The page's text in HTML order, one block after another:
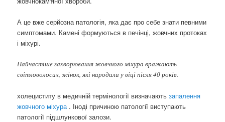
А це вже серйозна патологія, яка дає про себе знати певними
симптомами. Камені формуються в печінці, жовчних протоках
і міхурі.
Найчастіше захворювання жовчного міхура вражають
світловолосих, жінок, які народили у віці після 40 років.
холециститу в медичній термінології визначаютьзапалення
жовчного міхура . Іноді причиною патології виступають
патології підшлункової залози.